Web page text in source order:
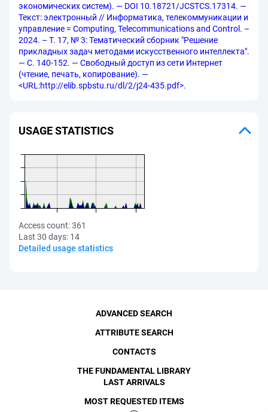
экономических систем). — DOI 10.18721/JCSTCS.17314. —
Текст: электронный // Информатика, телекоммуникации и
управление = Computing, Telecommunications and Control. –
2024. – Т. 17, № 3: Тематический сборник "Решение
прикладных задач методами искусственного интеллекта".
— С. 140-152. — Свободный доступ из сети Интернет
(чтение, печать, копирование). —
<URL:http://elib.spbstu.ru/dl/2/j24-435.pdf>.
USAGE STATISTICS
Access count:361
Last 30 days: 14
Detailed usage statistics
ADVANCED SEARCH
ATTRIBUTE SEARCH
CONTACTS
THE FUNDAMENTAL LIBRARY
LAST ARRIVALS
MOST REQUESTED ITEMS